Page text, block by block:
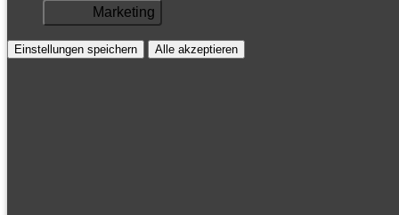
Marketing
Einstellungen speichern Alle akzeptieren